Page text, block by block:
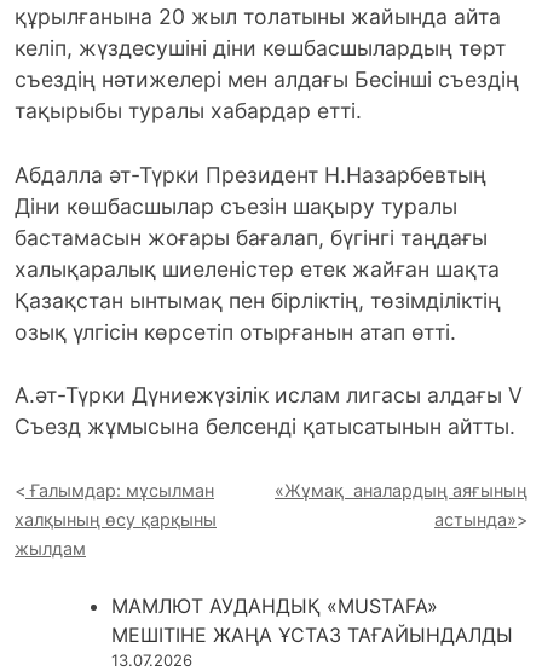
құрылғанына 20 жыл толатыны жайында айта
келіп, жүздесушіні діни көшбасшылардың төрт
съездің нәтижелері мен алдағы Бесінші съездің
тақырыбы туралы хабардар етті.
Абдалла әт-Түрки Президент Н.Назарбевтың
Діни көшбасшылар съезін шақыру туралы
бастамасын жоғары бағалап, бүгінгі таңдағы
халықаралық шиеленістер етек жайған шақта
Қазақстан ынтымақ пен бірліктің, төзімділіктің
озық үлгісін көрсетіп отырғанын атап өтті.
А.әт-Түрки Дүниежүзілік ислам лигасы алдағы V
Съезд жұмысына белсенді қатысатынын айтты.
Ғалымдар: мұсылман
халқының өсу қарқыны
жылдам
«Жұмақ аналардың аяғының
астында»
МАМЛЮТ АУДАНДЫҚ «MUSTAFA»
МЕШІТІНЕ ЖАҢА ҰСТАЗ ТАҒАЙЫНДАЛДЫ
13.07.2026